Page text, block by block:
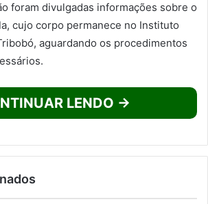
foram divulgadas informações sobre o
cujo corpo permanece no Instituto
aguardando os procedimentos
LENDO →